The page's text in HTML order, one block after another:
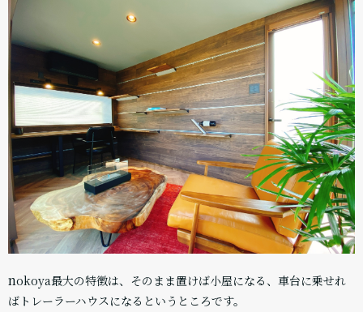
nokoya最大の特徴は、そのまま置けば小屋になる、車台に乗せれ
ばトレーラーハウスになるというところです。